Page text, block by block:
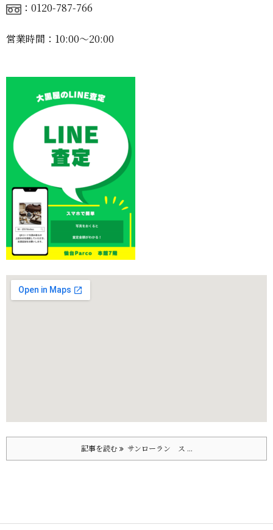
：0120-787-766
営業時間：10:00〜20:00
記事を読む サンローラン ス ...